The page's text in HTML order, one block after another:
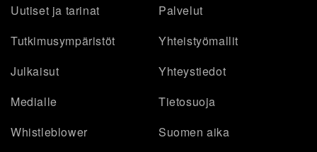
Uutiset ja tarinat
Palvelut
Tutkimusympäristöt
Yhteistyömallit
Julkaisut
Yhteystiedot
Medialle
Tietosuoja
Whistleblower
Suomen aika